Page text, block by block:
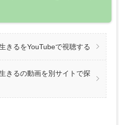
きるをYouTubeで視聴する
きるの動画を別サイトで探